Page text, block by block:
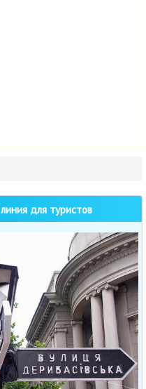
для туристов